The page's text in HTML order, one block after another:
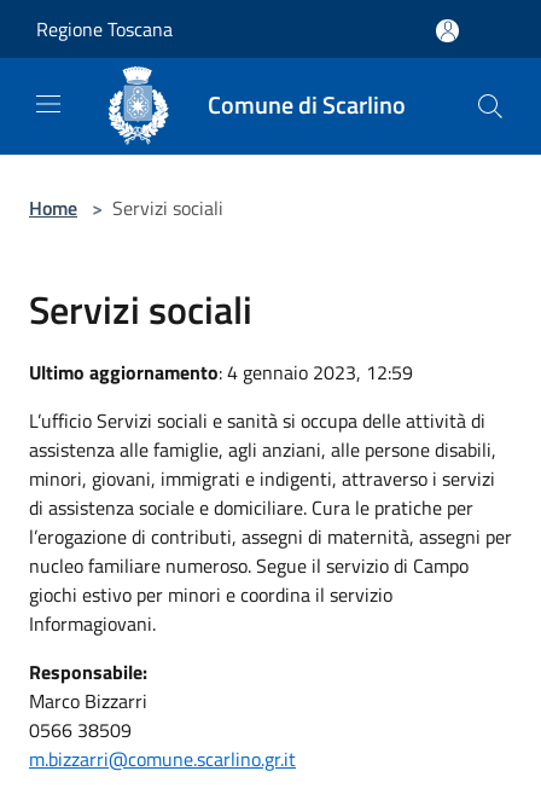
Regione Toscana
Comune di Scarlino
Home > Servizi sociali
Servizi sociali
Ultimo aggiornamento: 4 gennaio 2023, 12:59
L’ufficio Servizi sociali e sanità si occupa delle attività di
assistenza alle famiglie, agli anziani, alle persone disabili,
minori, giovani, immigrati e indigenti, attraverso i servizi
di assistenza sociale e domiciliare. Cura le pratiche per
l’erogazione di contributi, assegni di maternità, assegni per
nucleo familiare numeroso. Segue il servizio di Campo
giochi estivo per minori e coordina il servizio
Informagiovani.
Responsabile:
Marco Bizzarri
0566 38509
m.bizzarri@comune.scarlino.gr.it